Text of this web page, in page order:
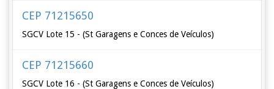
CEP 71215650
SGCV Lote 15 - (St Garagens e Conces de Veículos)
CEP 71215660
SGCV Lote 16 - (St Garagens e Conces de Veículos)